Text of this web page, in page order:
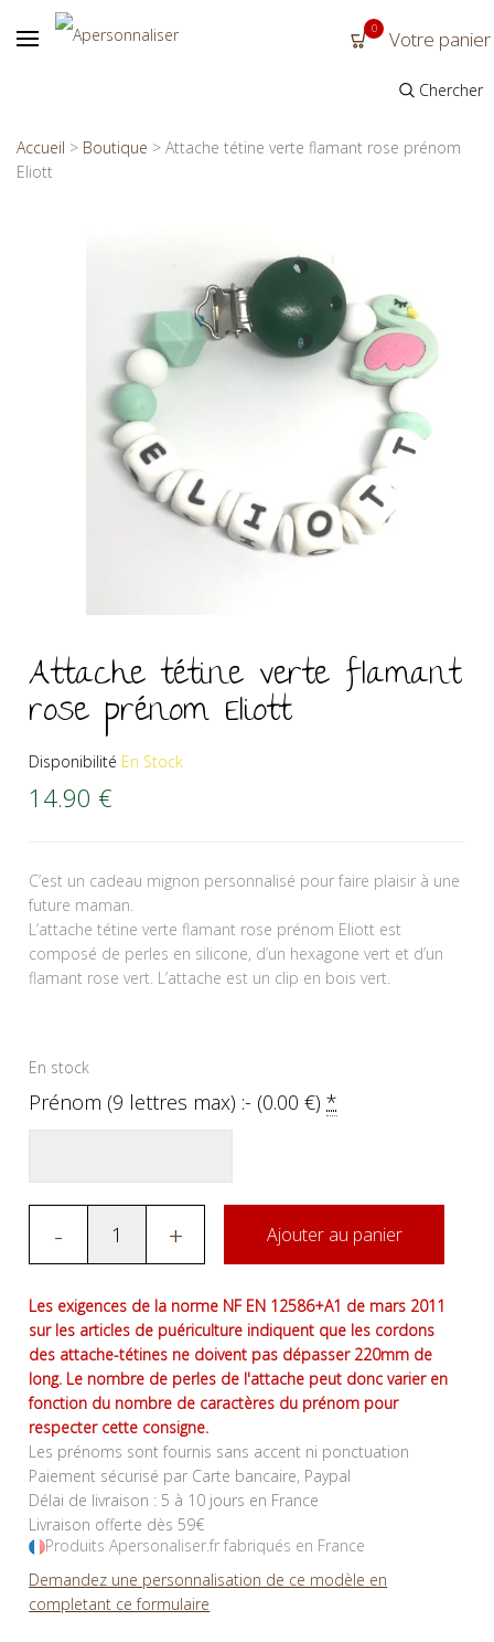
0 Votre panier
Chercher
Accueil > Boutique > Attache tétine verte flamant rose prénom
Eliott
Attache tétine verte flamant
rose prénom Eliott
Disponibilité En Stock
14.90 €
C’est un cadeau mignon personnalisé pour faire plaisir à une
future maman.
L’attache tétine verte flamant rose prénom Eliott est
composé de perles en silicone, d’un hexagone vert et d’un
flamant rose vert. L’attache est un clip en bois vert.
En stock
Prénom (9 lettres max) :- (0.00€)*
- + Ajouter au panier
Les exigences de la norme NF EN 12586+A1 de mars 2011
sur les articles de puériculture indiquent que les cordons
des attache-tétines ne doivent pas dépasser 220mm de
long. Le nombre de perles de l'attache peut donc varier en
fonction du nombre de caractères du prénom pour
respecter cette consigne.
Les prénoms sont fournis sans accent ni ponctuation
Paiement sécurisé par Carte bancaire, Paypal
Délai de livraison : 5 à 10 jours en France
Livraison offerte dès 59€
Produits Apersonaliser.fr fabriqués en France
Demandez une personnalisation de ce modèle en
completant ce formulaire